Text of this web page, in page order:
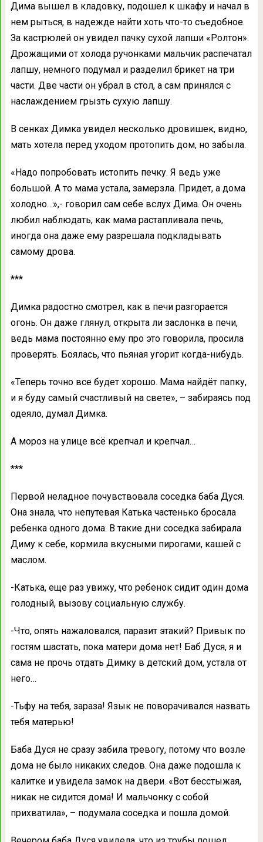
Дима вышел в кладовку, подошел к шкафу и начал в
нем рыться, в надежде найти хоть что-то съедобное.
За кастрюлей он увидел пачку сухой лапши «Ролтон».
Дрожащими от холода ручонками мальчик распечатал
лапшу, немного подумал и разделил брикет на три
части. Две части он убрал в стол, а сам принялся с
наслаждением грызть сухую лапшу.
В сенках Димка увидел несколько дровишек, видно,
мать хотела перед уходом протопить дом, но забыла.
«Надо попробовать истопить печку. Я ведь уже
большой. А то мама устала, замерзла. Придет, а дома
холодно…»,- говорил сам себе вслух Дима. Он очень
любил наблюдать, как мама растапливала печь,
иногда она даже ему разрешала подкладывать
самому дрова.
***
Димка радостно смотрел, как в печи разгорается
огонь. Он даже глянул, открыта ли заслонка в печи,
ведь мама постоянно ему про это говорила, просила
проверять. Боялась, что пьяная угорит когда-нибудь.
«Теперь точно все будет хорошо. Мама найдёт папку,
и я буду самый счастливый на свете», – забираясь под
одеяло, думал Димка.
А мороз на улице всё крепчал и крепчал…
***
Первой неладное почувствовала соседка баба Дуся.
Она знала, что непутевая Катька частенько бросала
ребенка одного дома. В такие дни соседка забирала
Диму к себе, кормила вкусными пирогами, кашей с
маслом.
-Катька, еще раз увижу, что ребенок сидит один дома
голодный, вызову социальную службу.
-Что, опять нажаловался, паразит этакий? Привык по
гостям шастать, пока матери дома нет! Баб Дуся, я и
сама не прочь отдать Димку в детский дом, устала от
него…
-Тьфу на тебя, зараза! Язык не поворачивался назвать
тебя матерью!
Баба Дуся не сразу забила тревогу, потому что возле
дома не было никаких следов. Она даже подошла к
калитке и увидела замок на двери. «Вот бесстыжая,
никак не сидится дома! И мальчонку с собой
прихватила», – подумала соседка и пошла домой.